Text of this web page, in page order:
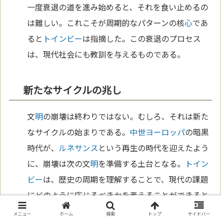
一度衰退の道を進み始めると、それを食い止めるの
は難しい。これこそが周期的なパターンの核心であ
ると トインビーは指摘した。この衰退のプロセス
は、現代社会にも教訓を与えるものである。
新たなサイクルの兆し
文明の崩壊は終わりではない。むしろ、それは新た
なサイクルの始まりである。 中世ヨーロッパの暗黒
時代が、 ルネサンスという再生の時代を迎えたよう
に、崩壊は次の文明を準備する土台となる。
トイン
ビーは、歴史の周期を理解することで、現代の課題
にどのように応じるべきかを考えることができると
述べている。歴史はただの繰り返しではなく、挑戦
メニュー ホーム 検索 トップ サイドバー